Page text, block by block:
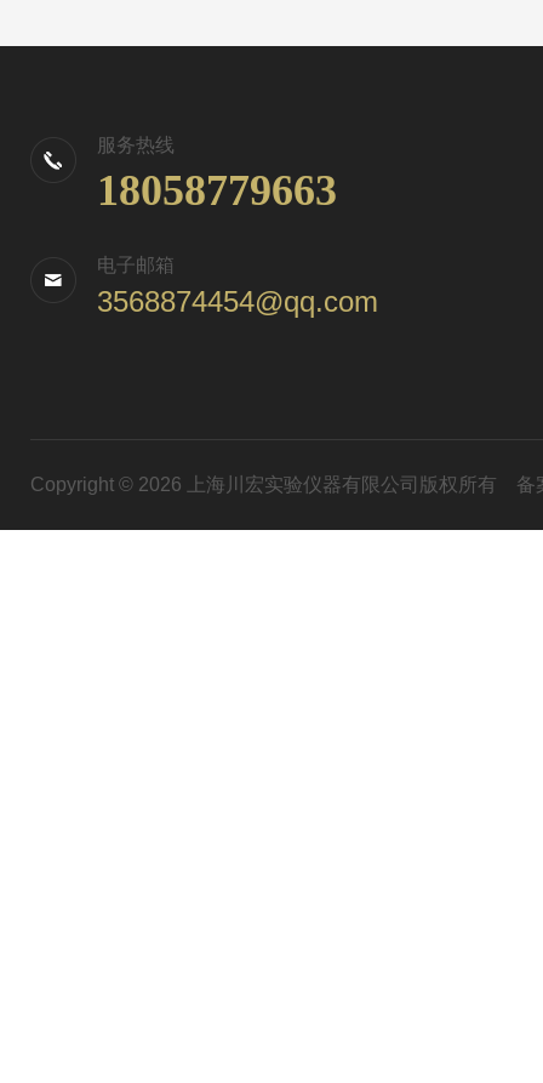
服务热线
18058779663
电子邮箱
3568874454@qq.com
Copyright © 2026 上海川宏实验仪器有限公司版权所有 备